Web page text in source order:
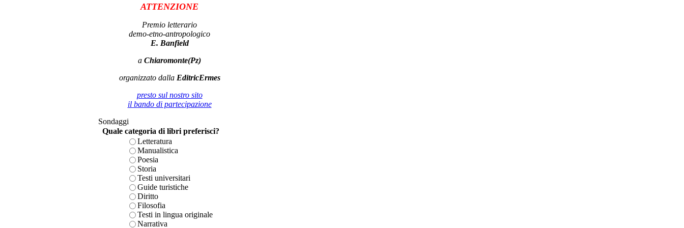
ATTENZIONE
Premio letterario
demo-etno-antropologico
E. Banfield
a Chiaromonte(Pz)
organizzato dalla EditricErmes
presto sul nostro sito
il bando di partecipazione
Sondaggi
Quale categoria di libri preferisci?
Letteratura
Manualistica
Poesia
Storia
Testi universitari
Guide turistiche
Diritto
Filosofia
Testi in lingua originale
Narrativa